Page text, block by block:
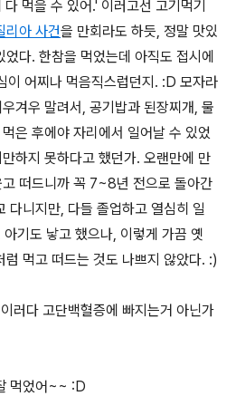
먹을 수 있어.' 이러고선 고기먹기
리아 사건을 만회라도 하듯, 정말 맛있
다. 한참을 먹었는데 아직도 접시에
이 어찌나 먹음직스럽던지. :D 모자라
겨우 말려서, 공기밥과 된장찌개, 물
은 후에야 자리에서 일어날 수 있었
하지 못하다고 했던가. 오랜만에 만
떠드니까 꼭 7~8년 전으로 돌아간
다니지만, 다들 졸업하고 열심히 일
기도 낳고 했으나, 이렇게 가끔 옛
먹고 떠드는 것도 나쁘지 않았다. :)
러다 고단백혈증에 빠지는거 아닌가
먹었어~~ :D